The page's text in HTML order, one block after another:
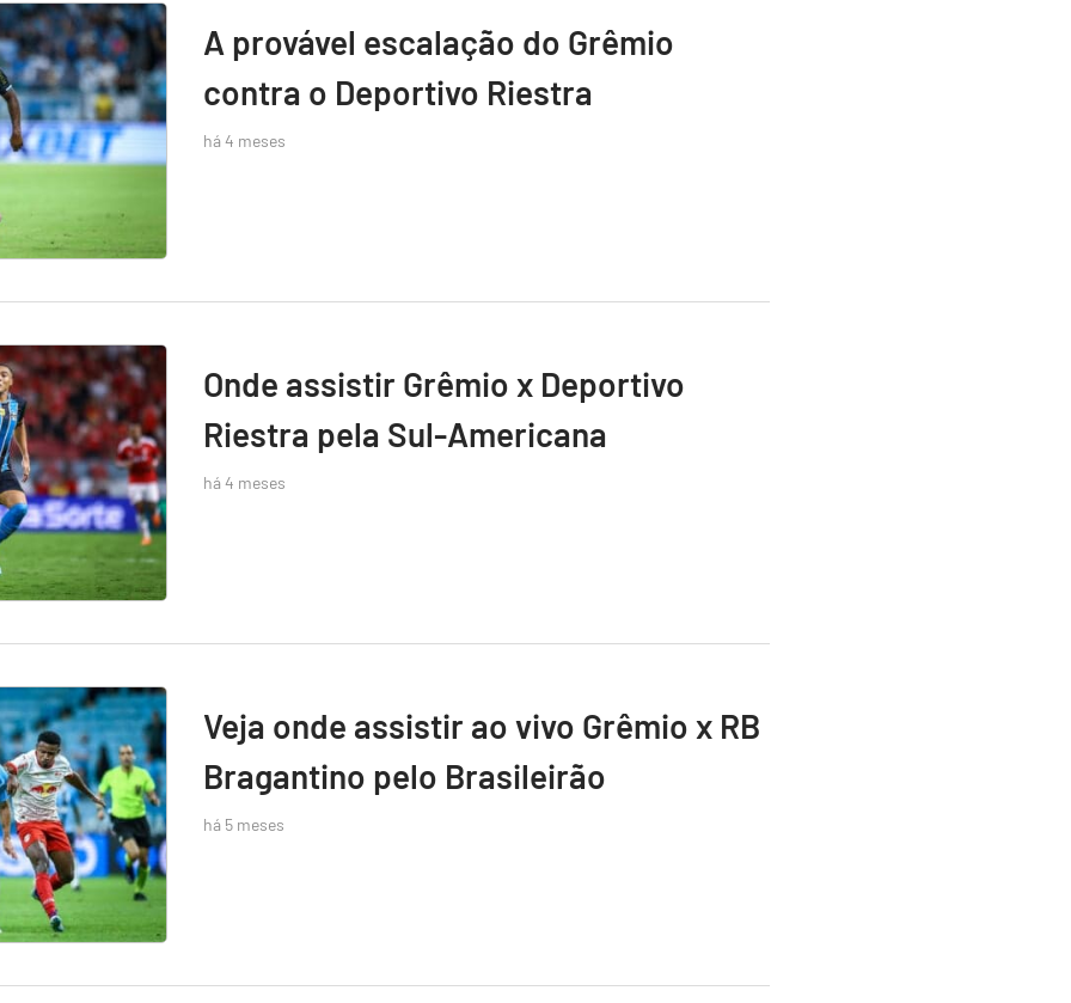
A provável escalação do Grêmio
contra o Deportivo Riestra
há 4 meses
Onde assistir Grêmio x Deportivo
Riestra pela Sul-Americana
há 4 meses
Veja onde assistir ao vivo Grêmio x RB
Bragantino pelo Brasileirão
há 5 meses